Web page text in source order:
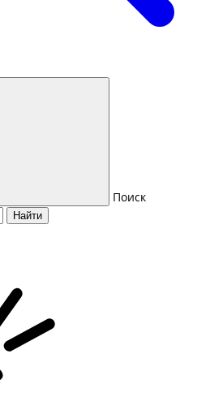
Поиск
Найти